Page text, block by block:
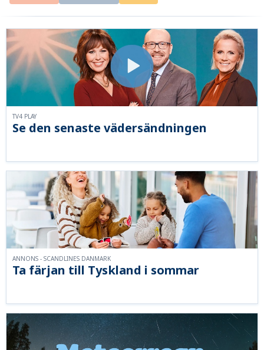
Se den senaste vädersändningen
TV4 PLAY
Ta färjan till Tyskland i sommar
ANNONS - SCANDLINES DANMARK